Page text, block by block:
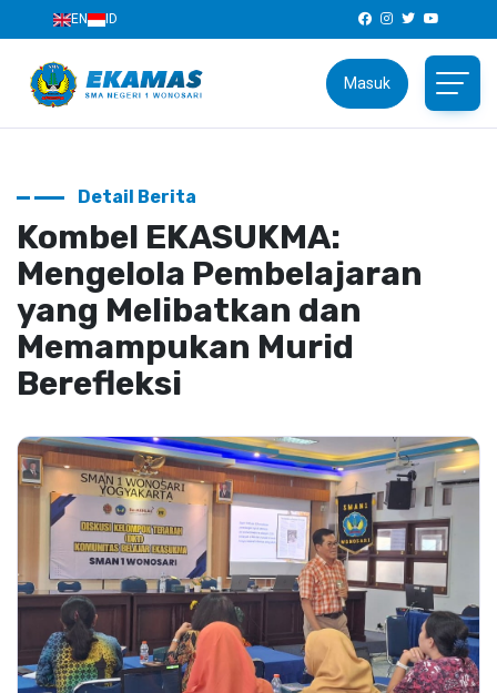
EN ID
Masuk
Detail Berita
Kombel EKASUKMA:
Mengelola Pembelajaran
yang Melibatkan dan
Memampukan Murid
Berefleksi